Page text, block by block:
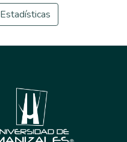
Estadísticas